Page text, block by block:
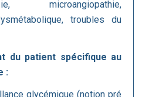
microangiopathie,
troubles du
du patient spécifique au
:
glycémique (notion pré